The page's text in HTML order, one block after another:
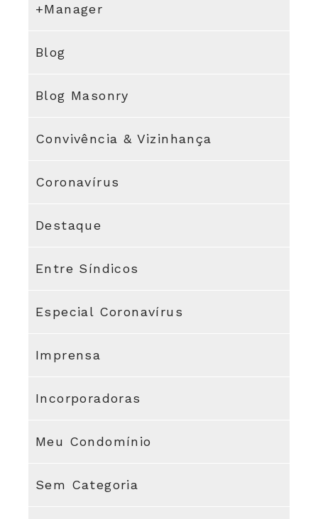
+Manager
Blog
Blog Masonry
Convivência & Vizinhança
Coronavírus
Destaque
Entre Síndicos
Especial Coronavírus
Imprensa
Incorporadoras
Meu Condomínio
Sem Categoria